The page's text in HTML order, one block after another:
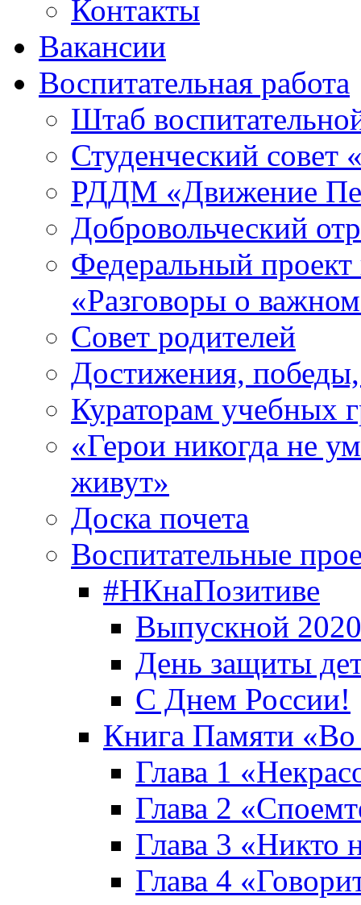
Контакты
Вакансии
Воспитательная работа
Штаб
Студенческий совет
РДДМ «Движение
Добровольческий
Федеральный
«Разговоры о
Совет родителей
Достижения,
Кураторам учебных
«Герои никогда не
живут»
Доска почета
Воспитательные
#НКнаПозитиве
Выпускной
День защиты
С Днем России!
Книга Памяти
Глава 1
Глава 2
Глава 3 «Никто
Глава 4